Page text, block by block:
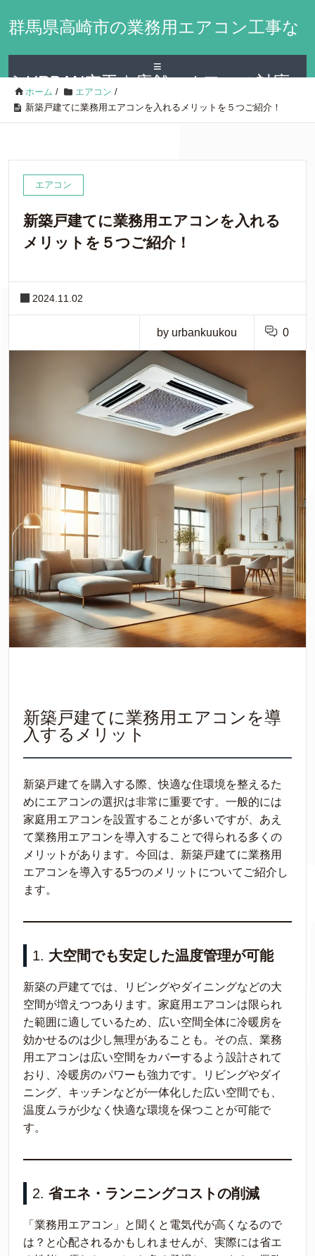
群馬県高崎市の業務用エアコン工事な
らURBAN空工｜店舗・オフィス対応
≡
ホーム / エアコン /
新築戸建てに業務用エアコンを入れるメリットを５つご紹介！
エアコン
新築戸建てに業務用エアコンを入れる
メリットを５つご紹介！
2024.11.02
by urbankuukou 0
新築戸建てに業務用エアコンを導
入するメリット
新築戸建てを購入する際、快適な住環境を整えるた
めにエアコンの選択は非常に重要です。一般的には
家庭用エアコンを設置することが多いですが、あえ
て業務用エアコンを導入することで得られる多くの
メリットがあります。今回は、新築戸建てに業務用
エアコンを導入する5つのメリットについてご紹介し
ます。
1. 大空間でも安定した温度管理が可能
新築の戸建てでは、リビングやダイニングなどの大
空間が増えつつあります。家庭用エアコンは限られ
た範囲に適しているため、広い空間全体に冷暖房を
効かせるのは少し無理があることも。その点、業務
用エアコンは広い空間をカバーするよう設計されて
おり、冷暖房のパワーも強力です。リビングやダイ
ニング、キッチンなどが一体化した広い空間でも、
温度ムラが少なく快適な環境を保つことが可能で
す。
2. 省エネ・ランニングコストの削減
「業務用エアコン」と聞くと電気代が高くなるので
は？と心配されるかもしれませんが、実際には省エ